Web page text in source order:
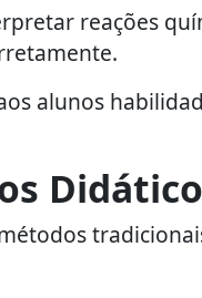
reações
alunos